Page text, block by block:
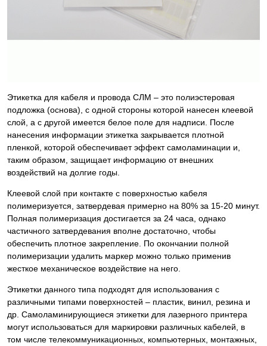
Этикетка для кабеля и провода СЛМ – это полиэстеровая
подложка (основа), с одной стороны которой нанесен клеевой
слой, а с другой имеется белое поле для надписи. После
нанесения информации этикетка закрывается плотной
пленкой, которой обеспечивает эффект самоламинации и,
таким образом, защищает информацию от внешних
воздействий на долгие годы.
Клеевой слой при контакте с поверхностью кабеля
полимеризуется, затвердевая примерно на 80% за 15-20 минут.
Полная полимеризация достигается за 24 часа, однако
частичного затвердевания вполне достаточно, чтобы
обеспечить плотное закрепление. По окончании полной
полимеризации удалить маркер можно только применив
жесткое механическое воздействие на него.
Этикетки данного типа подходят для использования с
различными типами поверхностей – пластик, винил, резина и
др. Самоламинирующиеся этикетки для лазерного принтера
могут использоваться для маркировки различных кабелей, в
том числе телекоммуникационных, компьютерных, монтажных,